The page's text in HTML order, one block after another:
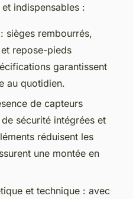
indispensables :
sièges rembourrés,
repose-pieds
garantissent
au quotidien.
de capteurs
sécurité intégrées et
réduisent les
une montée en
et technique : avec